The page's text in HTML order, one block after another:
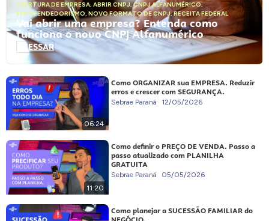
ABERTURA DE EMPRESA, ABRIR CNPJ,CNPJ ALFANUMÉRICO,
EMPREENDEDORISMO, NOVO FORMATO DE CNPJ,RECEITA FEDERAL
Vai abrir uma empresa? Entenda como
funciona o novo CNPJ Alfanumérico
ACESSAR
06:24
Como ORGANIZAR sua EMPRESA. Reduzir
erros e crescer com SEGURANÇA.
Sebrae Paraná 12/05/2026
11:20
Como definir o PREÇO DE VENDA. Passo a
passo atualizado com PLANILHA
GRATUITA
Sebrae Paraná 05/05/2026
Como planejar a SUCESSÃO FAMILIAR do